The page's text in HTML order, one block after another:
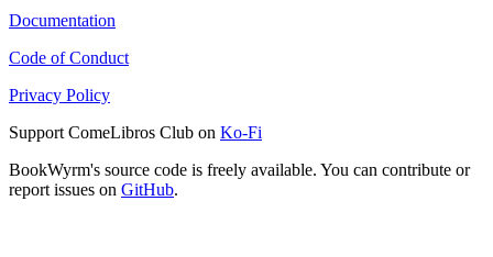
Documentation
Code of Conduct
Privacy Policy
Support ComeLibros Club on Ko-Fi
BookWyrm's source code is freely available. You can contribute or
report issues on GitHub.